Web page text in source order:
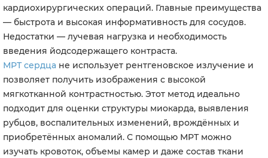
кардиохирургических операций. Главные преимущества
— быстрота и высокая информативность для сосудов.
Недостатки — лучевая нагрузка и необходимость
введения йодсодержащего контраста.
МРТ сердца не использует рентгеновское излучение и
позволяет получить изображения с высокой
мягкотканной контрастностью. Этот метод идеально
подходит для оценки структуры миокарда, выявления
рубцов, воспалительных изменений, врождённых и
приобретённых аномалий. С помощью МРТ можно
изучать кровоток, объемы камер и даже состав ткани